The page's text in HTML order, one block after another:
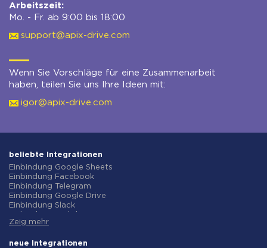
Arbeitszeit:
Mo. - Fr. ab 9:00 bis 18:00
support@apix-drive.com
Wenn Sie Vorschläge für eine Zusammenarbeit
haben, teilen Sie uns Ihre Ideen mit:
igor@apix-drive.com
beliebte Integrationen
Einbindung Google Sheets
Einbindung Facebook
Einbindung Telegram
Einbindung Google Drive
Einbindung Slack
Einbindung Gmail
Einbindung ClickUp
Zeig mehr
neue Integrationen